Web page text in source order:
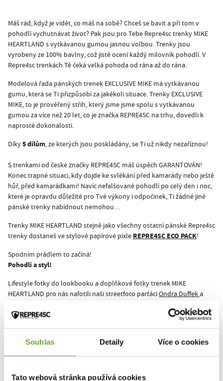
Souhlas Detaily Více o cookies
Tato webová stránka používá cookies
Máš rád, když je vidět, co máš na sobě? Chceš se bavit a při tom v
pohodlí vychutnávat život? Pak jsou pro Tebe Repre4sc trenky MIKE
HEARTLAND s vytkávanou gumou jasnou volbou. Trenky jsou
vyrobeny ze 100% bavlny, což jistě ocení každý milovník pohodlí. V
Repre4sc trenkách Tě čeká velká pohoda od rána až do rána.
Modelová řada pánských trenek EXCLUSIVE MIKE má vytkávanou
gumu, která se Ti přizpůsobí za jakékoli situace. Trenky EXCLUSIVE
MIKE, to je prověřený střih, který jsme jsme spolu s vytkávanou
gumou za více než 20 let, co je značka REPRE4SC na trhu, dovedli k
naprosté dokonalosti.
Díky5 dílům, ze kterých jsou poskládány, se Ti už nikdy nezaříznou!
S trenkami od české značky REPRE4SC máš úspěch GARANTOVÁN!
Konec trapné situaci, kdy dojde ke svlékání před kamarády nebo ještě
hůř, před kamarádkami! Navíc nefalšované pohodlí po celý den i noc,
které je opravdu důležité pro Tvé výkony i odpočinek, Ti žádné jiné
pánské trenky nabídnout nemohou…
Trenky MIKE HEARTLAND stejně jako všechny ostatní pánské Repre4sc
trenky dostaneš ve stylové papírové pixleREPRE4SC ECO PACK!
Spodním prádlem to začíná!
Pohodlí a styl!
Lifestyle fotky do lookbooku a doplňkové fotky trenek MIKE
HEARTLAND pro nás nafotili naši streetfoto parťáciOndra Duffeka
historii.